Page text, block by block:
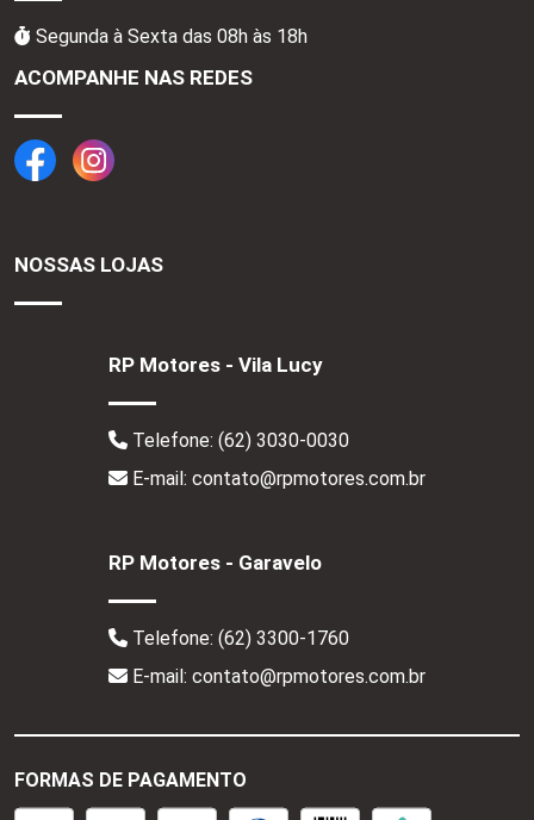
Segunda à Sexta das 08h às 18h
ACOMPANHE NAS REDES
NOSSAS LOJAS
RP Motores - Vila Lucy
Telefone: (62) 3030-0030
E-mail: contato@rpmotores.com.br
RP Motores - Garavelo
Telefone: (62) 3300-1760
E-mail: contato@rpmotores.com.br
FORMAS DE PAGAMENTO